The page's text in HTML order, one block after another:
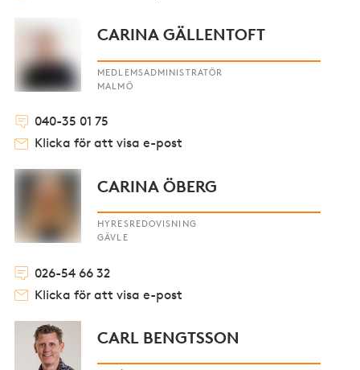
CARINA GÄLLENTOFT
MEDLEMSADMINISTRATÖR
MALMÖ
040-35 01 75
Klicka för att visa e-post
CARINA ÖBERG
HYRESREDOVISNING
GÄVLE
026-54 66 32
Klicka för att visa e-post
CARL BENGTSSON